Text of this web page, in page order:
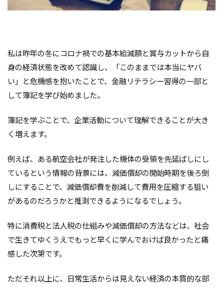
私は昨年の冬にコロナ禍での基本給減額と賞与カットから自
身の経済状態を改めて認識し、「このままでは本当にヤバ
い」と危機感を抱いたことで、金融リテラシー習得の一部と
して簿記を学び始めました。
簿記を学ぶことで、企業活動について理解できることが大き
く増えます。
例えば、ある航空会社が発注した機体の受領を先延ばしにし
ているという情報の背景には、減価償却の開始時期を後ろ倒
しにすることで、減価償却費を削減して費用を圧縮する狙い
があるのだろうかと推測できるようになるでしょう。
特に消費税と法人税の仕組みや減価償却の方法などは、社会
で生きてゆくうえでもっと早くに学んでおけば良かったと痛
感した次第です。
ただそれ以上に、日常生活からは見えない経済の本質的な部